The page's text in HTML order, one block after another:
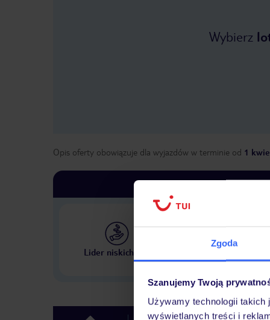
Zgoda
Szanujemy Twoją
Używamy technologii
wyświetlanych treści i
Wybierz
Opis oferty obowiązuje dla wyjazdów w terminie od 1
Lider niskich cen
Największe biuro
w Polsce